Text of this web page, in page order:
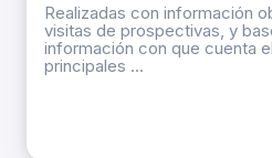
Realizadas con información
visitas de prospectivas, y
información con que cuenta
principales ...